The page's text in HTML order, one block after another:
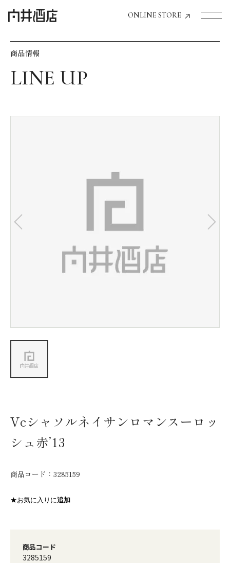
ONLINE STORE
飲食店経営のお客様
お気に入り機能の活用方法
会社情報
商品情報
Vcシャソルネイサンロマンスーロッ
シュ赤’13
商品コード： 3285159
★お気に入りに追加
商品コード
3285159